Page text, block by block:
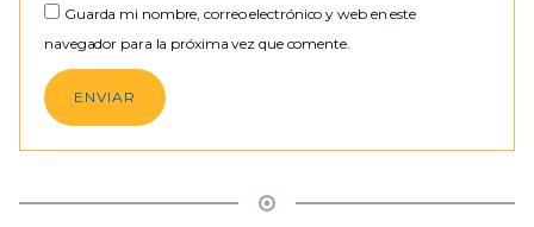
Guarda mi nombre, correo electrónico y web en este
navegador para la próxima vez que comente.